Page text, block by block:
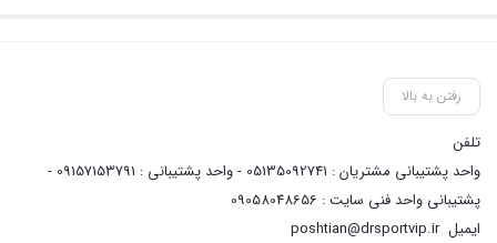
رفتن به بالا
تلفن
واحد پشتیبانی مشتریان : 05135092741 - واحد پشتیبانی : 09157153791 -
پشتیبانی واحد فنی سایت : 09058048656
ایمیلposhtian@drsportvip.ir